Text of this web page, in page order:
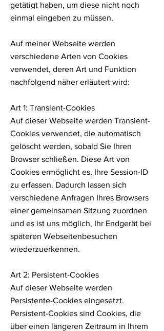
getätigt haben, um diese nicht noch
einmal eingeben zu müssen.
Auf meiner Webseite werden
verschiedene Arten von Cookies
verwendet, deren Art und Funktion
nachfolgend näher erläutert wird:
Art 1: Transient-Cookies
Auf dieser Webseite werden Transient-
Cookies verwendet, die automatisch
gelöscht werden, sobald Sie Ihren
Browser schließen. Diese Art von
Cookies ermöglicht es, Ihre Session-ID
zu erfassen. Dadurch lassen sich
verschiedene Anfragen Ihres Browsers
einer gemeinsamen Sitzung zuordnen
und es ist uns möglich, Ihr Endgerät bei
späteren Webseitenbesuchen
wiederzuerkennen.
Art 2: Persistent-Cookies
Auf dieser Webseite werden
Persistente-Cookies eingesetzt.
Persistent-Cookies sind Cookies, die
über einen längeren Zeitraum in Ihrem